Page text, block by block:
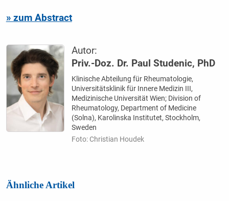
» zum Abstract
Autor:
Priv.-Doz. Dr. Paul Studenic, PhD
Klinische Abteilung für Rheumatologie,
Universitätsklinik für Innere Medizin III,
Medizinische Universität Wien; Division of
Rheumatology, Department of Medicine
(Solna), Karolinska Institutet, Stockholm,
Sweden
Foto: Christian Houdek
Ähnliche Artikel